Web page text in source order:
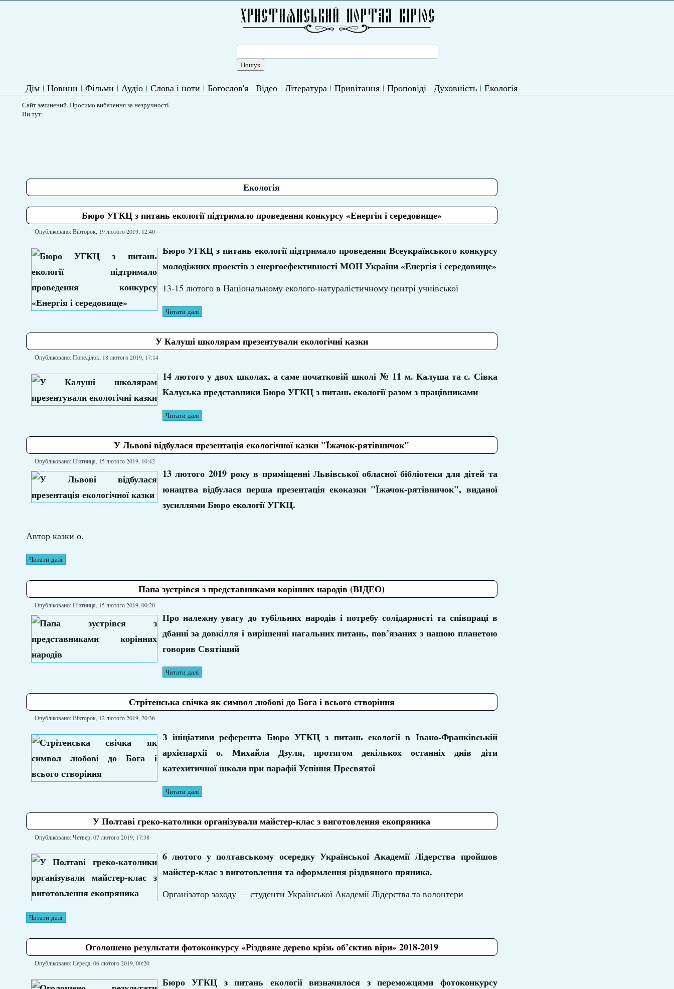
Дім Новини Фільми Аудіо Слова і ноти Богослов'я Відео Література Привітання Проповіді Духовність Екологія
Сайт зачинений. Просимо вибачення за незручності.
Ви тут:
Екологія
Бюро УГКЦ з питань екології підтримало проведення конкурсу «Енергія і середовище»
Опубліковано: Вівторок, 19 лютого 2019, 12:40
Бюро УГКЦ з питань екології підтримало проведення Всеукраїнського конкурсу
молодіжних проектів з енергоефективності МОН України «Енергія і середовище»
13-15 лютого в Національному еколого-натуралістичному центрі учнівської
Читати далі
У Калуші школярам презентували екологічні казки
Опубліковано: Понеділок, 18 лютого 2019, 17:14
14 лютого у двох школах, а саме початковій школі № 11 м. Калуша та с. Сівка
Калуська представники Бюро УГКЦ з питань екології разом з працівниками
Читати далі
У Львові відбулася презентація екологічної казки "Їжачок-рятівничок"
Опубліковано: П'ятниця, 15 лютого 2019, 10:42
13 лютого 2019 року в приміщенні Львівської обласної бібліотеки для дітей та
юнацтва відбулася перша презентація екоказки "Їжачок-рятівничок", виданої
зусиллями Бюро екології УГКЦ.
Автор казки о.
Читати далі
Папа зустрівся з представниками корінних народів (ВІДЕО)
Опубліковано: П'ятниця, 15 лютого 2019, 00:20
Про належну увагу до тубільних народів і потребу солідарності та співпраці в
дбанні за довкілля і вирішенні нагальних питань, пов’язаних з нашою планетою
говорив Святіший
Читати далі
Стрітенська свічка як символ любові до Бога і всього створіння
Опубліковано: Вівторок, 12 лютого 2019, 20:36
З ініціативи референта Бюро УГКЦ з питань екології в Івано-Франківській
архієпархії о. Михайла Дзуля, протягом декількох останніх днів діти
катехитичної школи при парафії Успіння Пресвятої
Читати далі
У Полтаві греко-католики організували майстер-клас з виготовлення екопряника
Опубліковано: Четвер, 07 лютого 2019, 17:38
6 лютого у полтавському осередку Української Академії Лідерства пройшов
майстер-клас з виготовлення та оформлення різдвяного пряника.
Організатор заходу — студенти Української Академії Лідерства та волонтери
Читати далі
Оголошено результати фотоконкурсу «Різдвяне дерево крізь об’єктив віри» 2018-2019
Опубліковано: Середа, 06 лютого 2019, 00:20
Бюро УГКЦ з питань екології визначилося з переможцями фотоконкурсу